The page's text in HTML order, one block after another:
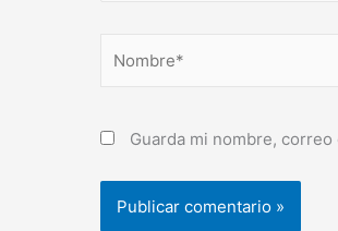
Guarda mi nombre,